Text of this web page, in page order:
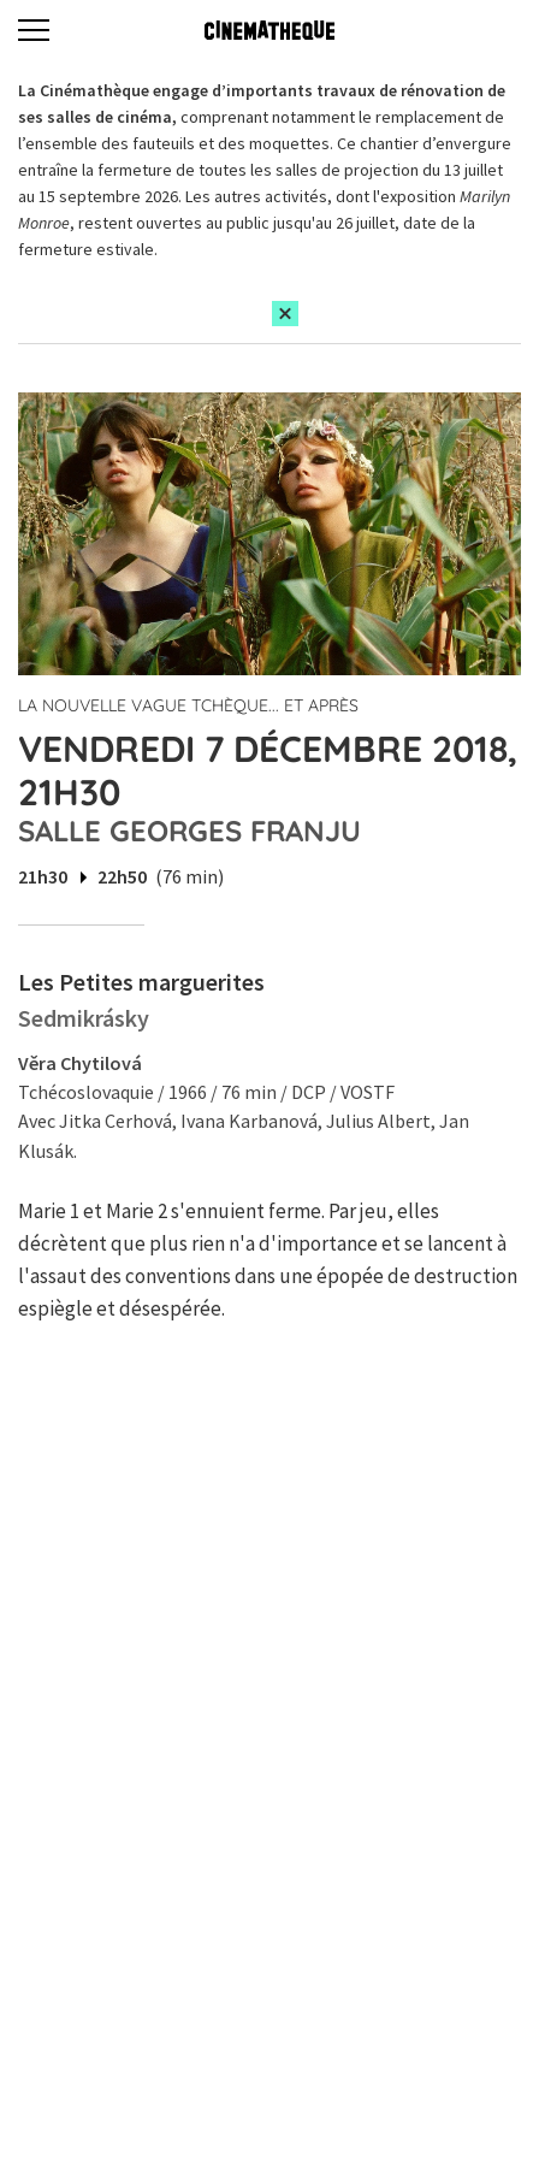
La Cinémathèque engage d’importants travaux de rénovation de
ses salles de cinéma, comprenant notamment le remplacement de
l’ensemble des fauteuils et des moquettes. Ce chantier d’envergure
entraîne la fermeture de toutes les salles de projection du 13 juillet
au 15 septembre 2026. Les autres activités, dont l'exposition Marilyn
Monroe, restent ouvertes au public jusqu'au 26 juillet, date de la
fermeture estivale.
LA NOUVELLE VAGUE TCHÈQUE... ET APRÈS
VENDREDI 7 DÉCEMBRE 2018,
21H30
SALLE GEORGES FRANJU
21h30 22h50 (76 min)
Les Petites marguerites
Sedmikrásky
Věra Chytilová
Tchécoslovaquie / 1966 / 76 min / DCP / VOSTF
Avec Jitka Cerhová, Ivana Karbanová, Julius Albert, Jan
Klusák.
Marie 1 et Marie 2 s'ennuient ferme. Par jeu, elles
décrètent que plus rien n'a d'importance et se lancent à
l'assaut des conventions dans une épopée de destruction
espiègle et désespérée.